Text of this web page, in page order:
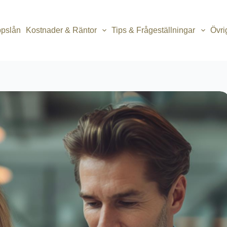
Kostnader & Räntor Tips & Frågeställningar